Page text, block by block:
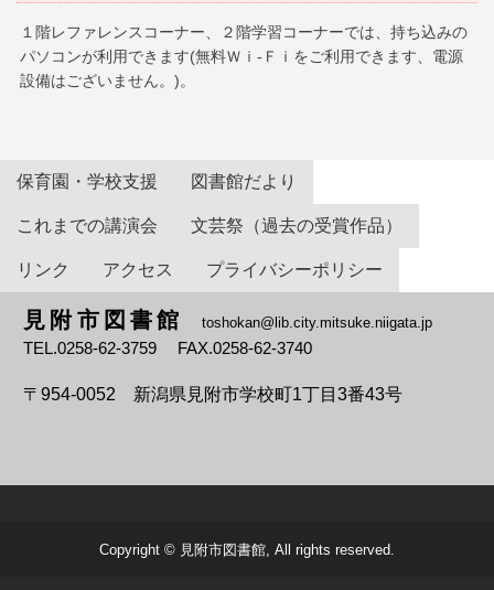
１階レファレンスコーナー、２階学習コーナーでは、持ち込みの
パソコンが利用できます(無料Ｗｉ-Ｆｉをご利用できます、電源
設備はございません。)。
保育園・学校支援 図書館だより
これまでの講演会 文芸祭（過去の受賞作品）
リンク アクセス プライバシーポリシー
見附市図書館 toshokan@lib.city.mitsuke.niigata.jp
TEL.0258-62-3759 FAX.0258-62-3740
〒954-0052 新潟県見附市学校町1丁目3番43号
Copyright © 見附市図書館, All rights reserved.